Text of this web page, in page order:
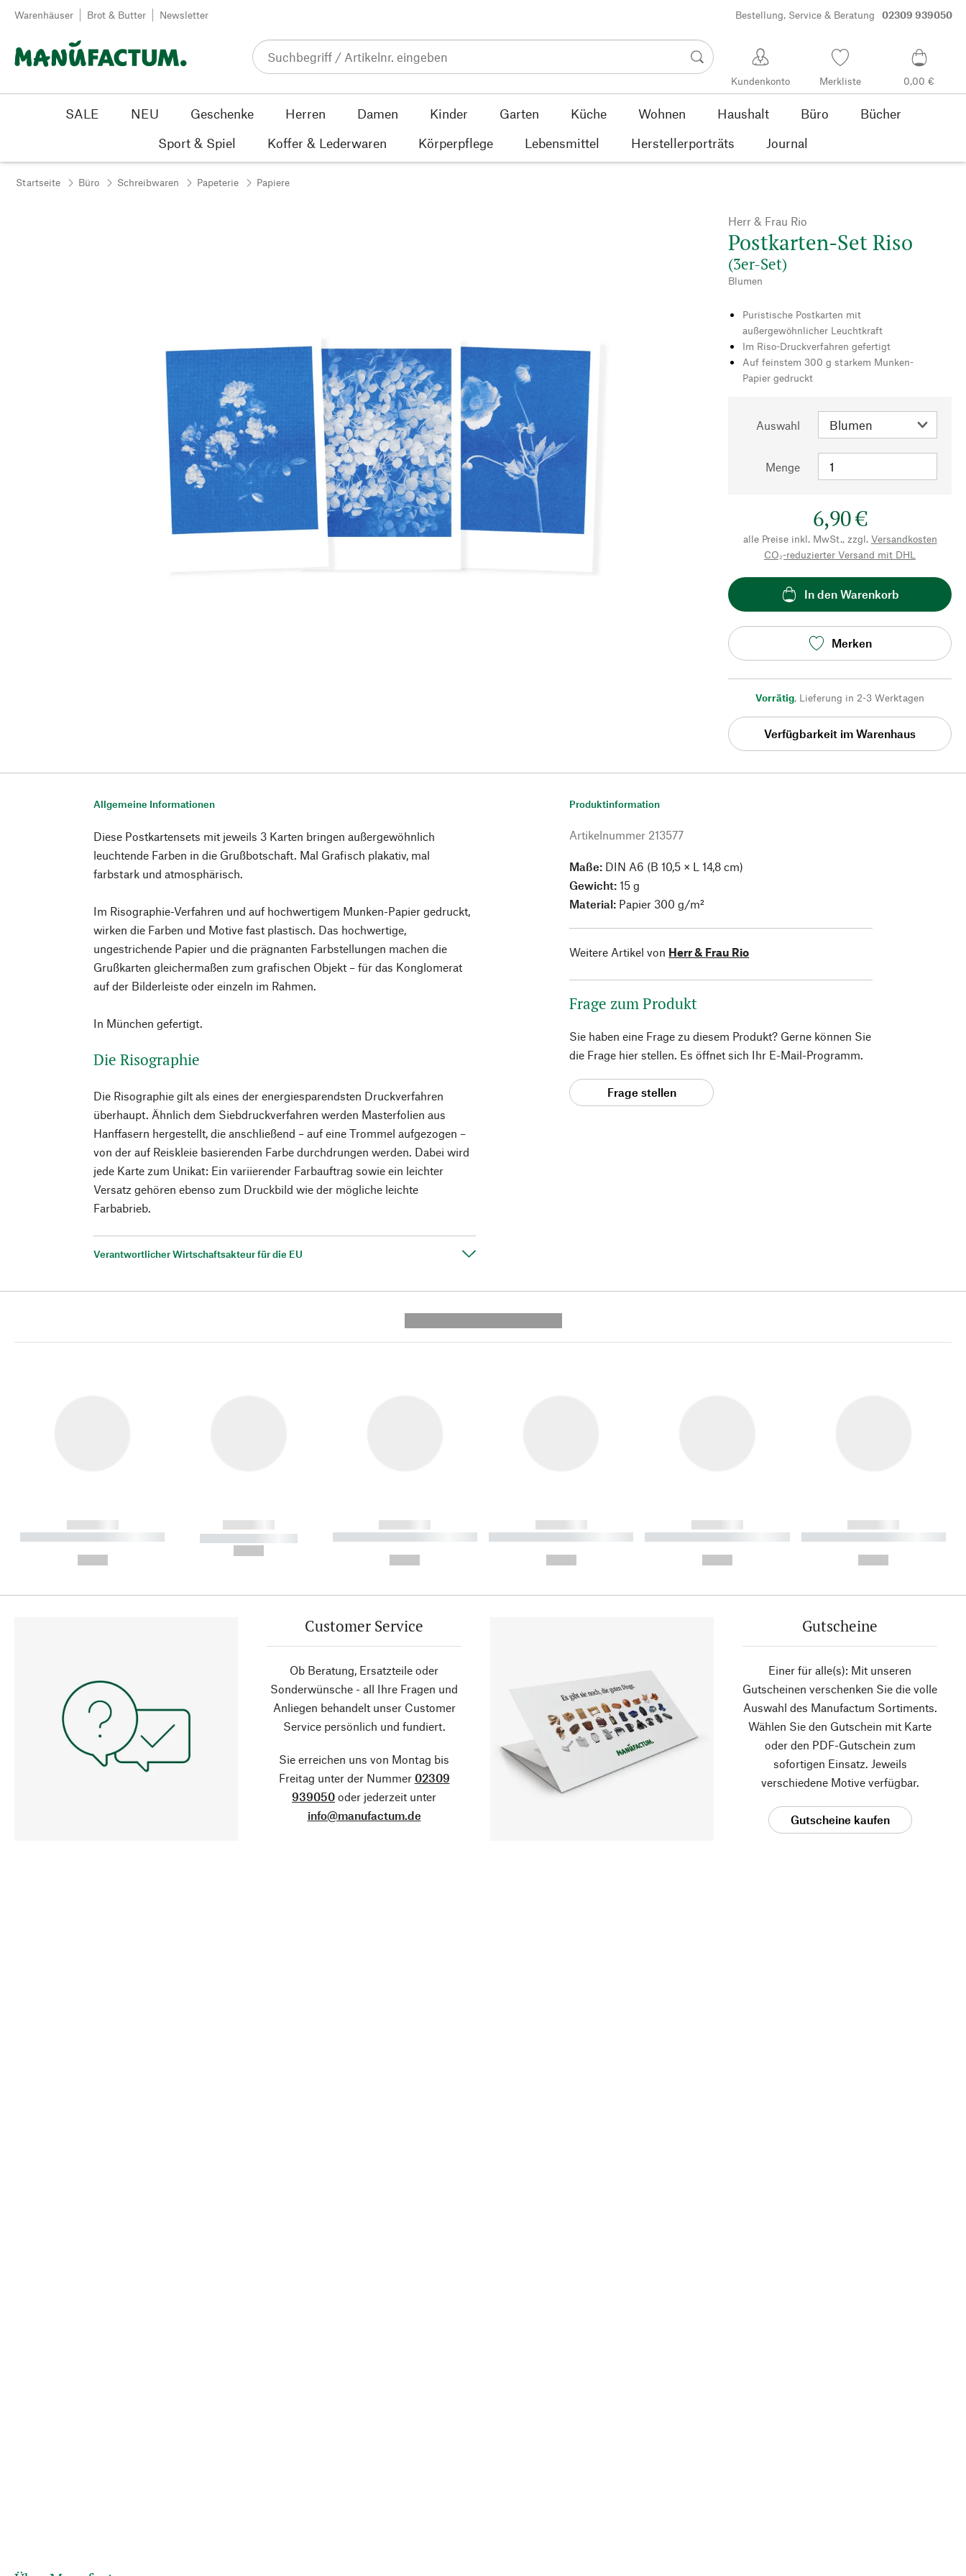
Zum Inhalt springen
Warenhäuser Brot & Butter Newsletter Bestellung, Service & Beratung 02309 939050
Kundenkonto Merkliste 0,00 €
SALE NEU Geschenke Herren Damen Kinder Garten Küche Wohnen Haushalt Büro
Bücher
Sport & Spiel
Koffer & Lederwaren Körperpflege Lebensmittel Herstellerporträts Journal
Startseite Büro Schreibwaren Papeterie Papiere
Herr & Frau Rio
Postkarten-Set Riso
(3er-Set)
Blumen
Puristische Postkarten mit
außergewöhnlicher Leuchtkraft
Im Riso-Druckverfahren gefertigt
Auf feinstem 300 g starkem Munken-
Papier gedruckt
Auswahl
Menge
6,90 €
alle Preise inkl. MwSt., zzgl. Versandkosten
CO₂-reduzierter Versand mit DHL
In den Warenkorb
Merken
Vorrätig, Lieferung in 2-3 Werktagen
Verfügbarkeit im Warenhaus
Allgemeine Informationen
Diese Postkartensets mit jeweils 3 Karten bringen außergewöhnlich
leuchtende Farben in die Grußbotschaft. Mal Grafisch plakativ, mal
farbstark und atmosphärisch.
Im Risographie-Verfahren und auf hochwertigem Munken-Papier gedruckt,
wirken die Farben und Motive fast plastisch. Das hochwertige,
ungestrichende Papier und die prägnanten Farbstellungen machen die
Grußkarten gleichermaßen zum grafischen Objekt – für das Konglomerat
auf der Bilderleiste oder einzeln im Rahmen.
In München gefertigt.
Die Risographie
Die Risographie gilt als eines der energiesparendsten Druckverfahren
überhaupt. Ähnlich dem Siebdruckverfahren werden Masterfolien aus
Hanffasern hergestellt, die anschließend – auf eine Trommel aufgezogen –
von der auf Reiskleie basierenden Farbe durchdrungen werden. Dabei wird
jede Karte zum Unikat: Ein variierender Farbauftrag sowie ein leichter
Versatz gehören ebenso zum Druckbild wie der mögliche leichte
Farbabrieb.
Verantwortlicher Wirtschaftsakteur für die EU
Produktinformation
Artikelnummer 213577
Maße: DIN A6 (B 10,5 × L 14,8 cm)
Gewicht:15 g
Material: Papier 300 g/m²
Weitere Artikel von Herr & Frau Rio
Frage zum Produkt
Sie haben eine Frage zu diesem Produkt? Gerne können Sie
die Frage hier stellen. Es öffnet sich Ihr E-Mail-Programm.
Frage stellen
------------
----------- ----------- ----------
------------
----------- -----------
------------
----------- ----------- ----------
------------
----------- ----------- ----------
------------
----------- ----------- ----------
------------
----------- ----------- ----------
Customer Service
Ob Beratung, Ersatzteile oder
Sonderwünsche - all Ihre Fragen und
Anliegen behandelt unser Customer
Service persönlich und fundiert.
Sie erreichen uns von Montag bis
Freitag unter der Nummer 02309
939050 oder jederzeit unter
info@manufactum.de
Gutscheine
Einer für alle(s): Mit unseren
Gutscheinen verschenken Sie die volle
Auswahl des Manufactum Sortiments.
Wählen Sie den Gutschein mit Karte
oder den PDF-Gutschein zum
sofortigen Einsatz. Jeweils
verschiedene Motive verfügbar.
Gutscheine kaufen